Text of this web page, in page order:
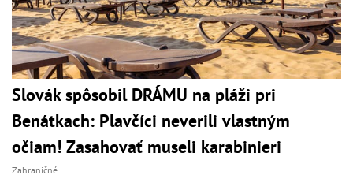
Slovák spôsobil DRÁMU na pláži pri
Benátkach: Plavčíci neverili vlastným
očiam! Zasahovať museli karabinieri
Zahraničné